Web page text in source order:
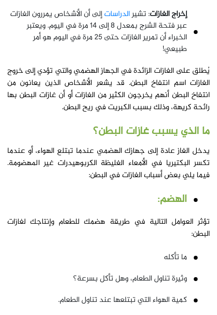
إخراج الغازات: تشيرالدراساتإلى أن الأشخاص يمررون الغازات
عبر فتحة الشرج بمعدل 8 إلى 14 مرة في اليوم. ويعتبر
الخبراء أن تمرير الغازات حتى 25 مرة في اليوم هو أمر
طبيعي!
يُطلق على الغازات الزائدة في الجهاز الهضمي والتي تؤدي إلى خروج
الغازات اسم انتفاخ البطن. قد يشعر الأشخاص الذين يعانون من
انتفاخ البطن أنهم يخرجون الكثير من الغازات أو أن غازات البطن بها
رائحة كريهة، وذلك بسبب الكبريت في ريح البطن.
ما الذي يسبب غازات البطن؟
يدخل الغاز عادة إلى جهازك الهضمي عندما تبتلع الهواء، أو عندما
تكسر البكتيريا في الأمعاء الغليظة الكربوهيدرات غير المهضومة.
فيما يلي بعض أسباب الغازات في البطن:
الهضم:
تؤثر العوامل التالية في طريقة هضمك للطعام وإنتاجك لغازات
البطن:
ما تأكله
وثيرة تناول الطعام، وهل تأكل بسرعة؟
كمية الهواء التي تبتلعها عند تناول الطعام.